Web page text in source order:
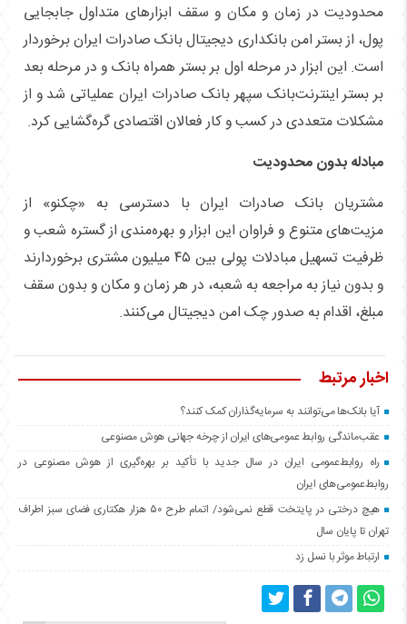
محدودیت در زمان و مکان و سقف ابزار‌های متداول جابجایی
پول، از بستر امن بانکداری دیجیتال بانک صادرات ایران برخوردار
است. این ابزار در مرحله اول بر بستر همراه بانک و در مرحله بعد
بر بستر اینترنت‌بانک سپهر بانک صادرات ایران عملیاتی شد و از
مشکلات متعددی در کسب و کار فعالان اقتصادی گره‌گشایی کرد.
مبادله بدون محدودیت
مشتریان بانک صادرات ایران با دسترسی به «چکنو» از
مزیت‌های متنوع و فراوان این ابزار و بهره‌مندی از گستره شعب و
ظرفیت تسهیل مبادلات پولی بین ۴۵ میلیون مشتری برخوردارند
و بدون نیاز به مراجعه به شعبه، در هر زمان و مکان و بدون سقف
مبلغ، اقدام به صدور چک امن دیجیتال می‌کنند.
اخبار مرتبط
آیا بانک‌ها می‌توانند به سرمایه‌گذاران کمک کنند؟
عقب‌ماندگی روابط عمومی‌های ایران از چرخه جهانی هوش مصنوعی
راه روابط‌عمومی ایران در سال جدید با تأکید بر بهره‌گیری از هوش مصنوعی در
روابط‌عمومی‌های ایران
هیچ درختی در پایتخت قطع نمی‌شود/ اتمام طرح ۵۰ هزار هکتاری فضای سبز اطراف
تهران تا پایان سال
ارتباط موثر با نسل زد